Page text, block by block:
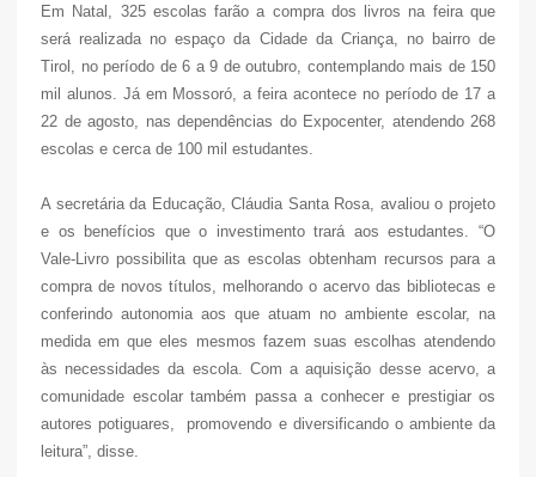
Em Natal, 325 escolas farão a compra dos livros na feira que
será realizada no espaço da Cidade da Criança, no bairro de
Tirol, no período de 6 a 9 de outubro, contemplando mais de 150
mil alunos. Já em Mossoró, a feira acontece no período de 17 a
22 de agosto, nas dependências do Expocenter, atendendo 268
escolas e cerca de 100 mil estudantes.
A secretária da Educação, Cláudia Santa Rosa, avaliou o projeto
e os benefícios que o investimento trará aos estudantes. “O
Vale-Livro possibilita que as escolas obtenham recursos para a
compra de novos títulos, melhorando o acervo das bibliotecas e
conferindo autonomia aos que atuam no ambiente escolar, na
medida em que eles mesmos fazem suas escolhas atendendo
às necessidades da escola. Com a aquisição desse acervo, a
comunidade escolar também passa a conhecer e prestigiar os
autores potiguares, promovendo e diversificando o ambiente da
leitura”, disse.